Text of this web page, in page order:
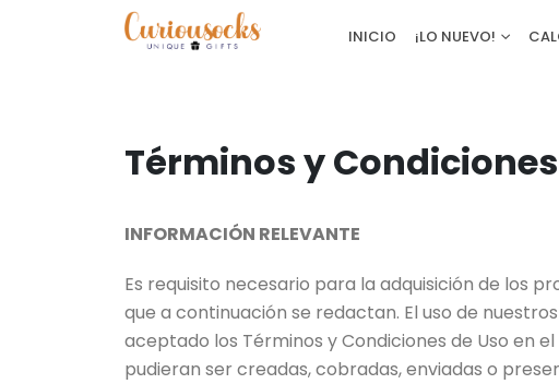
INICIO ¡LO NUEVO!
Términos y
INFORMACIÓN RELEVANTE
Es requisito necesario para la adquisición de los
que a continuación se redactan. El uso de
aceptado los Términos y Condiciones de Uso en
pudieran ser creadas, cobradas, enviadas o